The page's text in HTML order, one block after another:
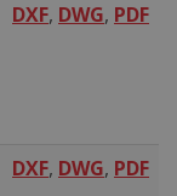
DXF, DWG, PDF
DXF, DWG, PDF